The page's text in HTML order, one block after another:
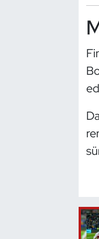
Wushu